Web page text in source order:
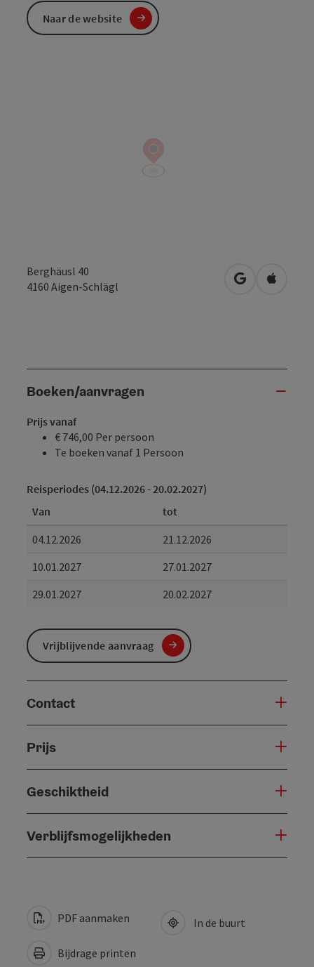
Berghäusl 40
4160 Aigen-Schlägl Openen in
Boeken/aanvragen
Prijs vanaf
€ 746,00 Per persoon
Te boeken vanaf 1 Persoon
Reisperiodes (04.12.2026 - 20.02.2027)
Van
tot
04.12.2026
21.12.2026
10.01.2027
27.01.2027
29.01.2027
20.02.2027
Vrijblijvende aanvraag
Contact
Prijs
Geschiktheid
Verblijfsmogelijkheden
Naar de website
PDF aanmaken
Bijdrage printen
In de buurt